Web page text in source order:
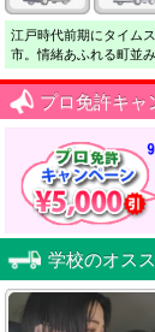
江戸時代前期にタイム
市。情緒あふれる町並
プロ免許キャ
学校のオス